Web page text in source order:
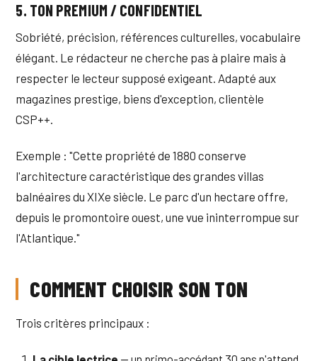
5. TON PREMIUM / CONFIDENTIEL
Sobriété, précision, références culturelles, vocabulaire
élégant. Le rédacteur ne cherche pas à plaire mais à
respecter le lecteur supposé exigeant. Adapté aux
magazines prestige, biens d'exception, clientèle
CSP++.
Exemple : "Cette propriété de 1880 conserve
l'architecture caractéristique des grandes villas
balnéaires du XIXe siècle. Le parc d'un hectare offre,
depuis le promontoire ouest, une vue ininterrompue sur
l'Atlantique."
COMMENT CHOISIR SON TON
Trois critères principaux :